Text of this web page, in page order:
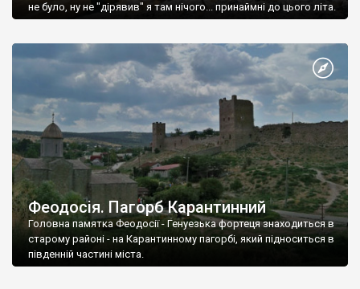
не було, ну не "дірявив" я там нічого... принаймні до цього літа.
Феодосія. Пагорб Карантинний
Головна памятка Феодосії - Генуезька фортеця знаходиться в
старому районі - на Карантинному пагорбі, який підноситься в
південній частині міста.